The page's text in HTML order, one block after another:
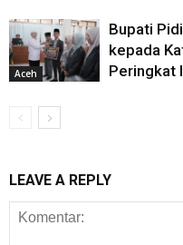
Aceh
Bupati
kepada
Peringkat
LEAVE A REPLY